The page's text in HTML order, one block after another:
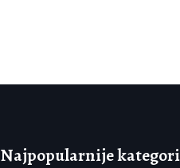
Najpopularnije